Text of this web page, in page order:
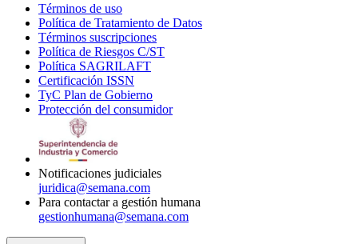
Términos de uso
in
new
window
Política de Tratamiento de Datos
Términos suscripciones
in
Política de Riesgos C/ST
Política SAGRILAFT
new
window
Certificación ISSN
in
new
TyC Plan de Gobierno
in
Protección del consumidorOpens
Notificaciones judiciales
juridica@semana.com
Para contactar a gestión humana
gestionhumana@semana.com